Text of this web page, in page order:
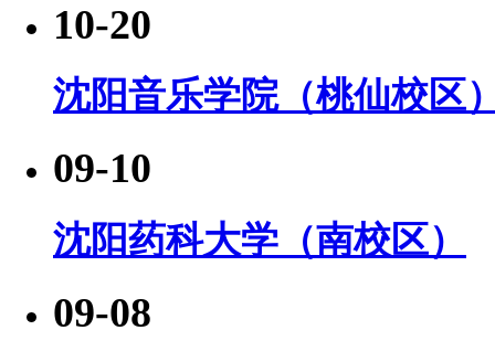
10-20
沈阳音乐学院（桃仙校区
09-10
沈阳药科大学（南校区）
09-08